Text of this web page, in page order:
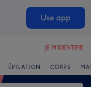
Use app
JE M'IDENTIFIE
ÉPILATION CORPS